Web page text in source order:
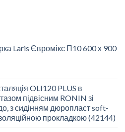
Laris Євромікс П10 600 х 900
OLI120 PLUS в
підвісним RONIN зі
з сидінням дюропласт soft-
прокладкою (42144)